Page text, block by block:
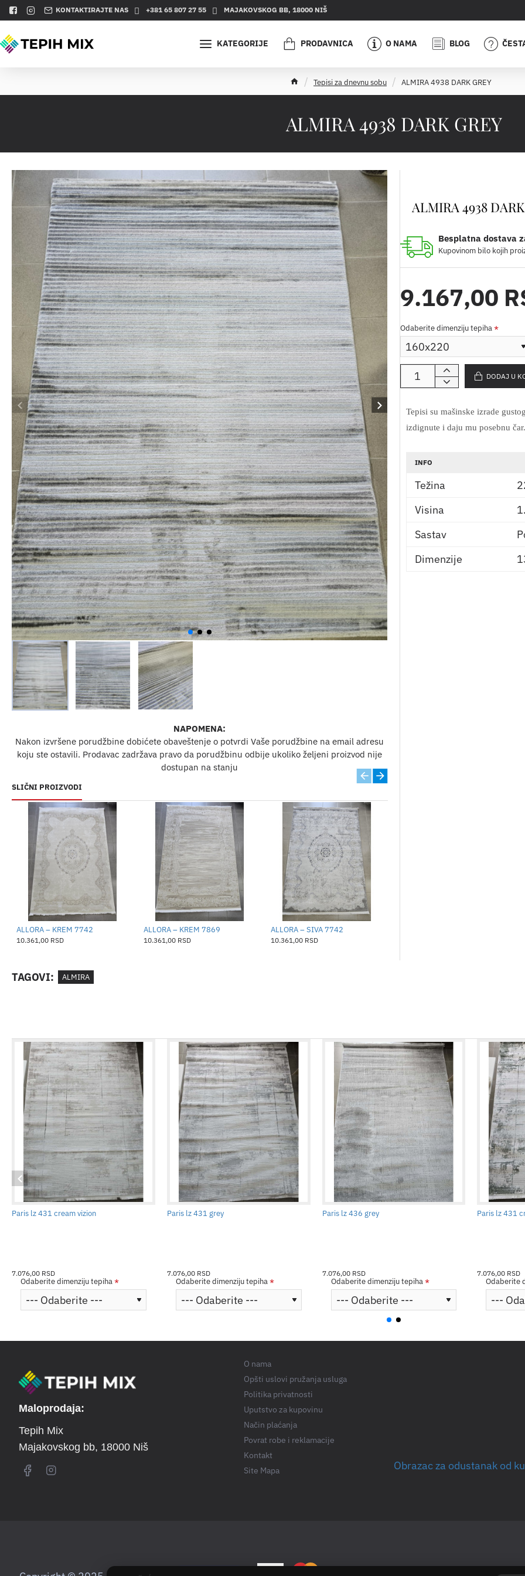
KONTAKTIRAJTE NAS +381 65 807 27 55 MAJAKOVSKOG BB, 18000 NIŠ
KATEGORIJE PRODAVNICA O NAMA BLOG
ALMIRA 4938 DARK GREY
o
Tepisi za dnevnu sobu ALMIRA 4938 DARK GREY
SLIČNI PROIZVODI
ALLORA – KREM 7742
10.361,00 RSD
ALLORA – KREM 7869
10.361,00 RSD
ALLORA – SIVA 7742
10.361,00 RSD
NAPOMENA:
Nakon izvršene porudžbine dobićete obaveštenje o potvrdi Vaše porudžbine na email adresu
koju ste ostavili. Prodavac zadržava pravo da porudžbinu odbije ukoliko željeni proizvod nije
dostupan na stanju
ALMIRA 4938
Besplatna dostava
Kupovinom bilo kojih
9.167,00
Odaberite dimenziju tepiha
DODAJ U
Tepisi su mašinske izrade
izdignute i daju mu posebnu čar.
INFO
Težina
Visina
Sastav
Dimenzije
TAGOVI: ALMIRA
Paris lz 431 cream vizion
7.076,00 RSD
Odaberite dimenziju tepiha
Paris lz 431 grey
7.076,00 RSD
Odaberite dimenziju tepiha
Paris lz 436 grey
7.076,00 RSD
Odaberite dimenziju tepiha
Paris lz 431
7.076,00 RSD
Odaberite
Maloprodaja:
Tepih Mix
Majakovskog bb, 18000 Niš
O nama
Opšti uslovi pružanja usluga
Politika privatnosti
Uputstvo za kupovinu
Način plaćanja
Povrat robe i reklamacije
Kontakt
Site Mapa
Obrazac za odustanak od